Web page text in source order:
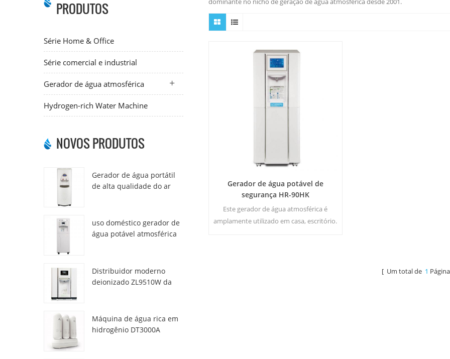
PRODUTOS
Série Home & Office
Série comercial e industrial
Gerador de água atmosférica
Hydrogen-rich Water Machine
NOVOS PRODUTOS
Gerador de água portátil
de alta qualidade do ar
uso doméstico gerador de
água potável atmosférica
Distribuidor moderno
deionizado ZL9510W da
Máquina de água rica em
hidrogênio DT3000A
Gerador de água potável de
segurança HR-90HK
Este gerador de água atmosférica é
amplamente utilizado em casa, escritório.
[ Um total de 1